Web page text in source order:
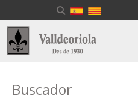
Buscador